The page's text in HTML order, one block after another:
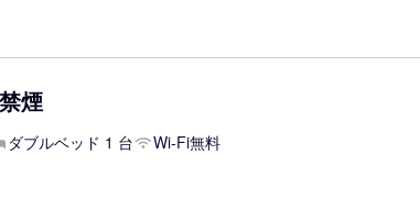
煙
ダブルベッド 1 台 Wi-Fi無料